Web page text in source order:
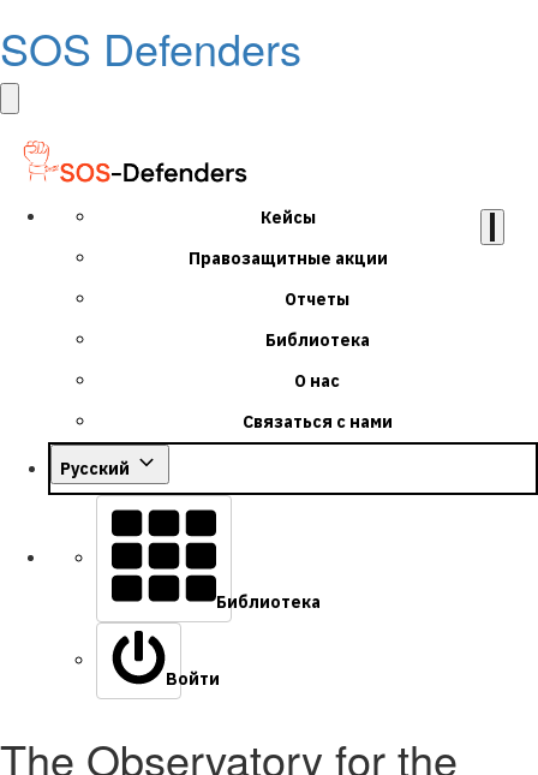
SOS Defenders
Кейсы
Правозащитные акции
Отчеты
Библиотека
О нас
Связаться с нами
Русский
Библиотека
Войти
The Observatory for the